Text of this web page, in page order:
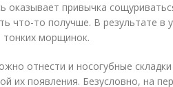
оказывает привычка
что-то получше. В результате в
тонких морщинок.
отнести и носогубные складки
их появления. Безусловно, на